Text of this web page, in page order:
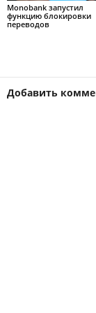
Monobank запустил
функцию блокировки
переводов
Добавить